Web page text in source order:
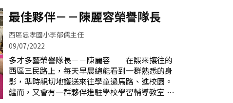
治裝費支出，因為除了家裡，待在大勇的時間最
長。每當穿上志工隊服走在校園時，聽見小朋友
習。 近幾年本校積極向臺中市新社區農會四
健會申請經費，其成立的宗旨為培養在地青少年
正向發展，從農業出發，也將經營理念加入
STEAM精神及SDGs理念，希望運用科學方法，
讓更多在地學童可以了解農業產業的重要性及永
續環境的觀念。新社區農會四健會提供師資，教
導學生香菇太空包的知識。 因為有新社區農
會四健會的經費挹注，學校在校搭起菇寮，並邀
請種植木耳的農民，前來教導學生如何種木耳，
最佳夥伴－－陳麗容榮譽隊長
西區忠孝國小李郁儒主任
09/07/2022
多才多藝榮譽隊長－－陳麗容 在熙來攘往的
西區三民路上，每天早晨總能看到一群熟悉的身
影，準時親切地護送來往學童過馬路、進校園。
繼而，又會有一群夥伴進駐學校學習輔導教室 、